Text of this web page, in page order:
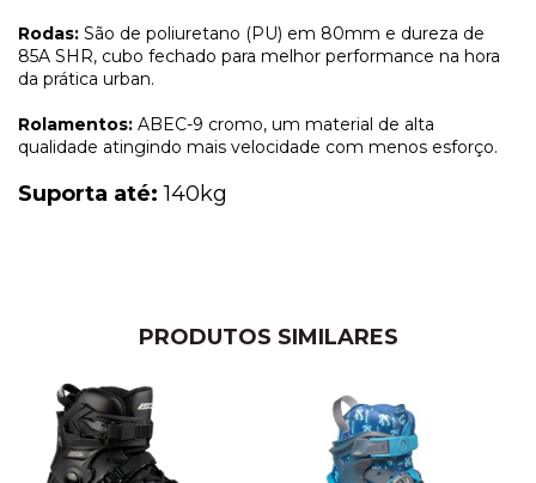
Rodas: São de poliuretano (PU) em 80mm e dureza de
85A SHR, cubo fechado para melhor performance na hora
da prática urban.
Rolamentos: ABEC-9 cromo, um material de alta
qualidade atingindo mais velocidade com menos esforço.
Suporta até: 140kg
PRODUTOS SIMILARES